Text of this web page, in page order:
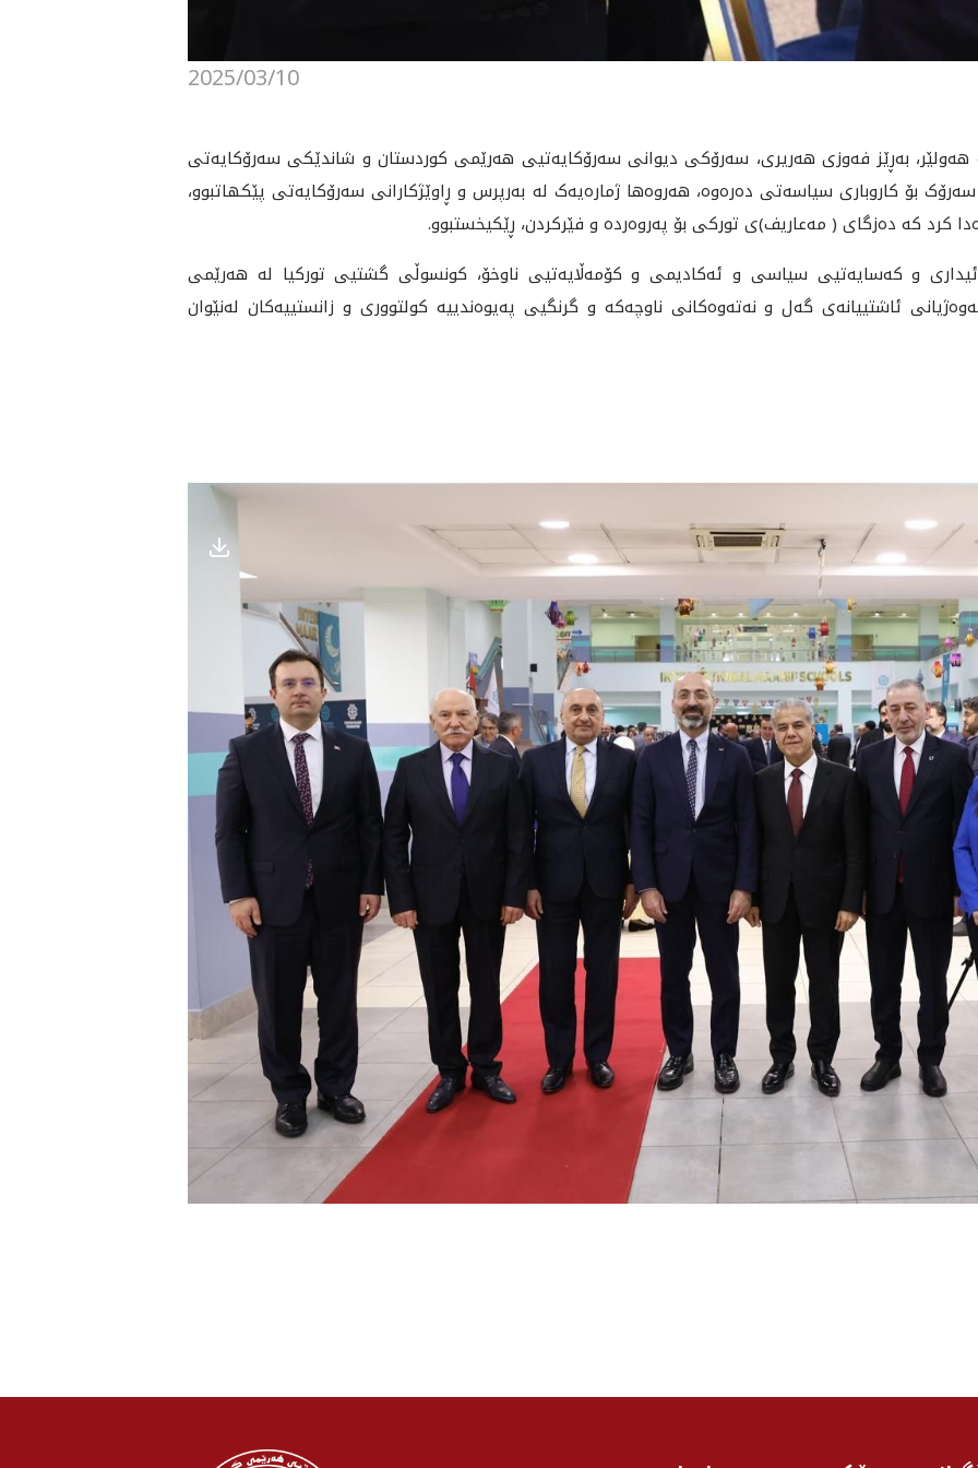
2025/03/10
ئەمڕۆ دووشەممە 2025/3/10 لە هەولێر، بەڕێز فەوزی هەریری، سەرۆکی دیوانی سەرۆکایەتیی هەرێمی کوردستان و شاندێکی سەرۆکایەتی
بۆ کاروباری سیاسەتی دەرەوە، هەروەها ژمارەیەک لە بەرپرس و ڕاوێژکارانی سەرۆکایەتی پێکهاتبوو،
کرد کە دەزگای ( مەعاریف)ی تورکی بۆ پەروەردە و فێرکردن، ڕێکیخستبوو.
و کەسایەتیی سیاسی و ئەکادیمی و کۆمەڵایەتیی ناوخۆ، کونسوڵی گشتیی تورکیا لە هەرێمی
ئاشتییانەی گەل و نەتەوەکانی ناوچەکە و گرنگیی پەیوەندییە کولتووری و زانستییەکان لەنێوان